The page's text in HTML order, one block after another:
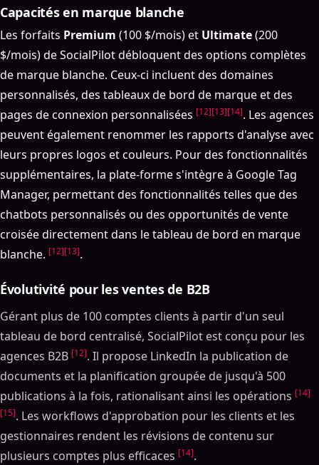
Capacités en marque blanche
Les forfaits Premium (100 $/mois) et Ultimate(200
$/mois) de SocialPilot débloquent des options complètes
de marque blanche. Ceux-ci incluent des domaines
personnalisés, des tableaux de bord de marque et des
pages de connexion personnalisées [12][13][14]. Les agences
peuvent également renommer les rapports d'analyse avec
leurs propres logos et couleurs. Pour des fonctionnalités
supplémentaires, la plate-forme s'intègre à Google Tag
Manager, permettant des fonctionnalités telles que des
chatbots personnalisés ou des opportunités de vente
croisée directement dans le tableau de bord en marque
blanche. [12][13].
Évolutivité pour les ventes de B2B
Gérant plus de 100 comptes clients à partir d'un seul
tableau de bord centralisé, SocialPilot est conçu pour les
agences B2B [12]. Il propose LinkedIn la publication de
documents et la planification groupée de jusqu'à 500
publications à la fois, rationalisant ainsi les opérations [14]
[15]. Les workflows d'approbation pour les clients et les
gestionnaires rendent les révisions de contenu sur
plusieurs comptes plus efficaces [14].